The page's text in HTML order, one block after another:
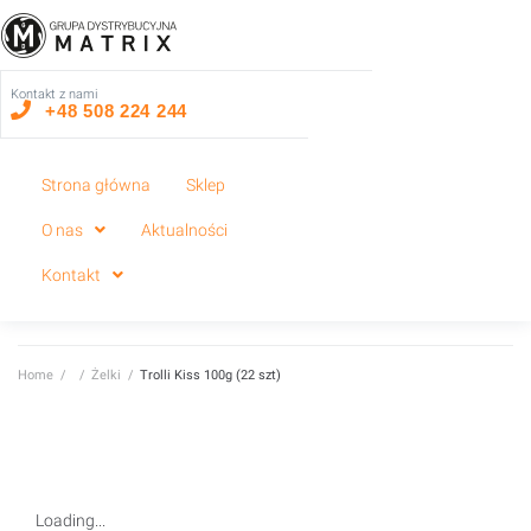
Strona główna Sklep
O nas Aktualności
Kontakt
Kontakt z nami
+48 508 224 244
Home / / Żelki / Trolli Kiss 100g (22 szt)
Loading...